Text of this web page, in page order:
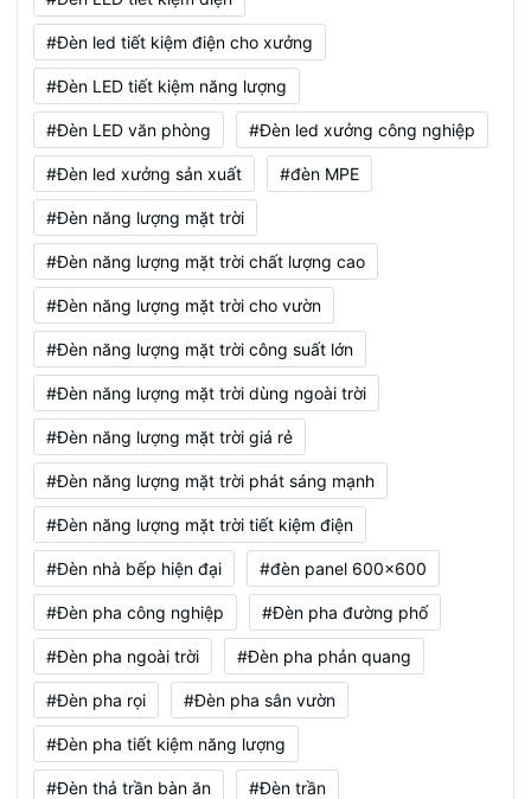
#Đèn led tiết kiệm điện cho xưởng
#Đèn LED tiết kiệm năng lượng
#Đèn LED văn phòng #Đèn led xưởng công nghiệp
#Đèn led xưởng sản xuất #đèn MPE
#Đèn năng lượng mặt trời
#Đèn năng lượng mặt trời chất lượng cao
#Đèn năng lượng mặt trời cho vườn
#Đèn năng lượng mặt trời công suất lớn
#Đèn năng lượng mặt trời dùng ngoài trời
#Đèn năng lượng mặt trời giá rẻ
#Đèn năng lượng mặt trời phát sáng mạnh
#Đèn năng lượng mặt trời tiết kiệm điện
#Đèn nhà bếp hiện đại #đèn panel 600x600
#Đèn pha công nghiệp #Đèn pha đường phố
#Đèn pha ngoài trời #Đèn pha phản quang
#Đèn pha rọi #Đèn pha sân vườn
#Đèn pha tiết kiệm năng lượng
#Đèn thả trần bàn ăn #Đèn trần